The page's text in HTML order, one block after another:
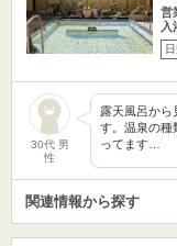
営
入
30代 男
性
露天風呂から
す。温泉の種
ってます…
関連情報から探す